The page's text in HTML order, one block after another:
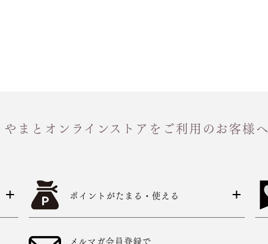
やまとオンラインストアをご利用のお客様へ
ポイントがたまる・使える
メルマガ会員登録で